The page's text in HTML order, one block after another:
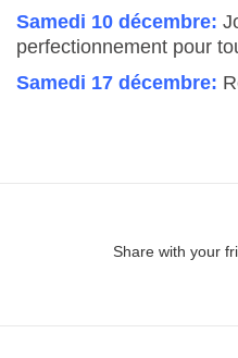
Samedi 10 décembre:
perfectionnement pour
Samedi 17 décembre:
Share with your